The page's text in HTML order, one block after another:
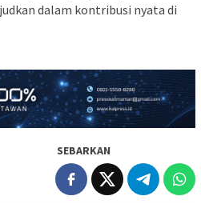
dalam kontribusi nyata di
SEBARKAN